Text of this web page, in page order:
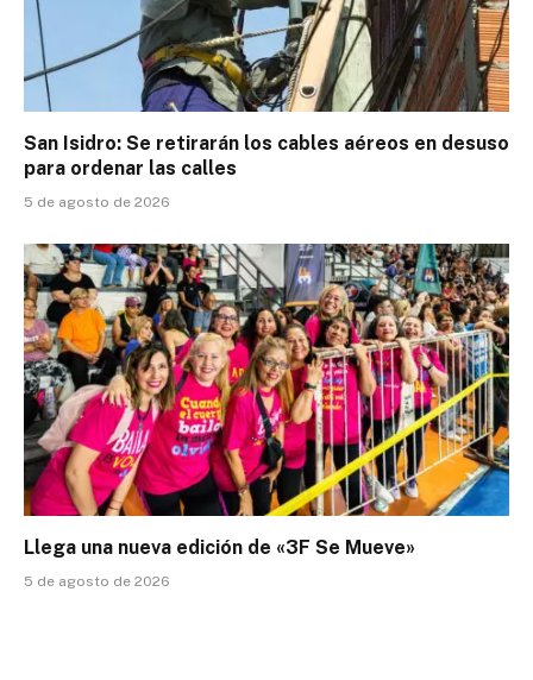
San Isidro: Se retirarán los cables aéreos en desuso
para ordenar las calles
5 de agosto de 2026
Llega una nueva edición de «3F Se Mueve»
5 de agosto de 2026